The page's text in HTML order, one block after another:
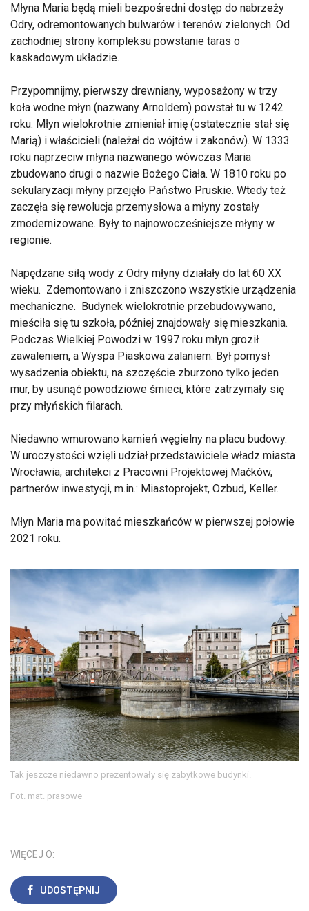
Młyna Maria będą mieli bezpośredni dostęp do nabrzeży
Odry, odremontowanych bulwarów i terenów zielonych. Od
zachodniej strony kompleksu powstanie taras o
kaskadowym układzie.
Przypomnijmy, pierwszy drewniany, wyposażony w trzy
koła wodne młyn (nazwany Arnoldem) powstał tu w 1242
roku. Młyn wielokrotnie zmieniał imię (ostatecznie stał się
Marią) i właścicieli (należał do wójtów i zakonów). W 1333
roku naprzeciw młyna nazwanego wówczas Maria
zbudowano drugi o nazwie Bożego Ciała. W 1810 roku po
sekularyzacji młyny przejęło Państwo Pruskie. Wtedy też
zaczęła się rewolucja przemysłowa a młyny zostały
zmodernizowane. Były to najnowocześniejsze młyny w
regionie.
Napędzane siłą wody z Odry młyny działały do lat 60 XX
wieku. Zdemontowano i zniszczono wszystkie urządzenia
mechaniczne. Budynek wielokrotnie przebudowywano,
mieściła się tu szkoła, później znajdowały się mieszkania.
Podczas Wielkiej Powodzi w 1997 roku młyn groził
zawaleniem, a Wyspa Piaskowa zalaniem. Był pomysł
wysadzenia obiektu, na szczęście zburzono tylko jeden
mur, by usunąć powodziowe śmieci, które zatrzymały się
przy młyńskich filarach.
Niedawno wmurowano kamień węgielny na placu budowy.
W uroczystości wzięli udział przedstawiciele władz miasta
Wrocławia, architekci z Pracowni Projektowej Maćków,
partnerów inwestycji, m.in.: Miastoprojekt, Ozbud, Keller.
Młyn Maria ma powitać mieszkańców w pierwszej połowie
2021 roku.
Tak jeszcze niedawno prezentowały się zabytkowe budynki.
Fot. mat. prasowe
WIĘCEJ O:
UDOSTĘPNIJ